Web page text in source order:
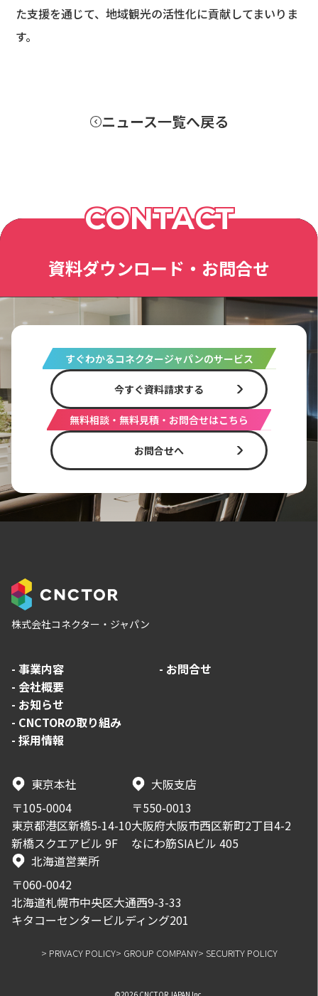
た支援を通じて、地域観光の活性化に貢献してまいりま
す。
ニュース一覧へ戻る
CONTACT
資料ダウンロード・お問合せ
すぐわかるコネクタージャパンのサービス
今すぐ資料請求する
無料相談・無料見積・お問合せはこちら
お問合せへ
株式会社コネクター・ジャパン
東京本社
〒105-0004
東京都港区新橋5-14-10
新橋スクエアビル 9F
大阪支店
〒550-0013
大阪府大阪市西区新町2丁目4-2
なにわ筋SIAビル 405
北海道営業所
〒060-0042
北海道札幌市中央区大通西9-3-33
キタコーセンタービルディング201
- 事業内容
- 会社概要
- お知らせ
- CNCTORの取り組み
- 採用情報
- お問合せ
> PRIVACY POLICY> GROUP COMPANY> SECURITY POLICY